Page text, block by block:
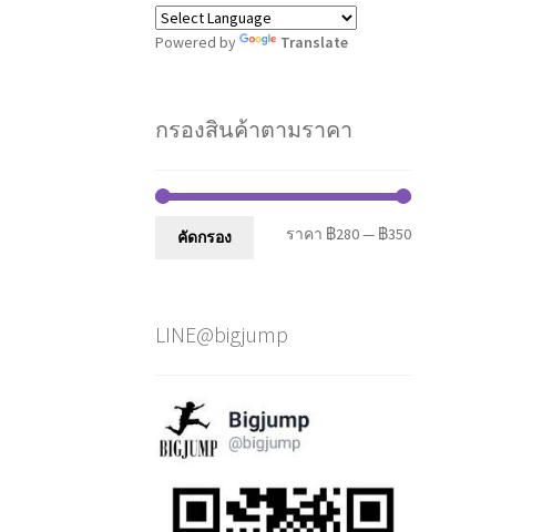
Powered by Translate
กรองสินค้าตามราคา
ราคา
ราคา
คัดกรอง ราคา ฿280— ฿350
LINE@bigjump